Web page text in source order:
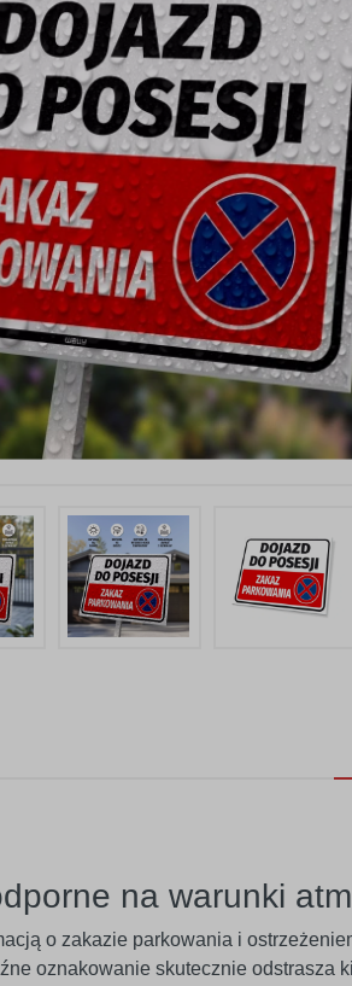
na warunki
o zakazie parkowania i
oznakowanie skutecznie